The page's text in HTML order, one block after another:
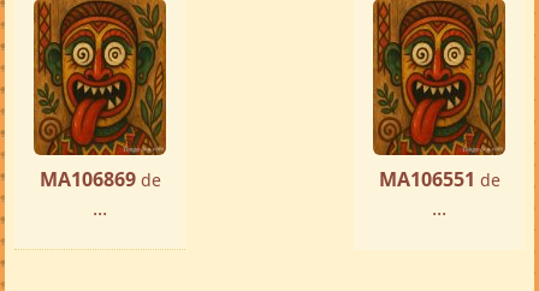
MA106869 de
...
MA106551 de
...